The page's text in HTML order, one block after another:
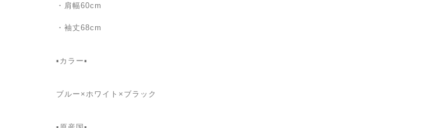
・肩幅60cm
・袖丈68cm
▪カラー▪
ブルー×ホワイト×ブラック